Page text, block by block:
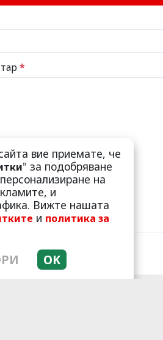
*
вие приемате, че
" за подобряване
на
и
Вижте нашата
и политика за
OK